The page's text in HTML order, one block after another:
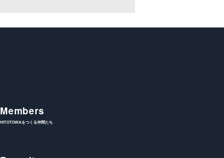
Members
HITOTOWAをつくる仲間たち